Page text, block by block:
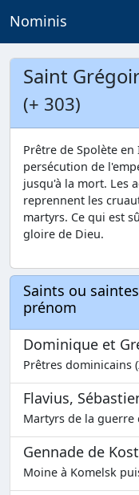
Nominis
Saint
(+ 303)
Prêtre de Spolète
persécution de
jusqu'à la mort. Les
reprennent les
martyrs. Ce qui est
gloire de Dieu.
Saints ou
prénom
Dominique et
Prêtres dominicains
Flavius,
Martyrs de la guerre
Gennade de
Moine à Komelsk